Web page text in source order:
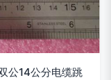
公14公分电缆跳